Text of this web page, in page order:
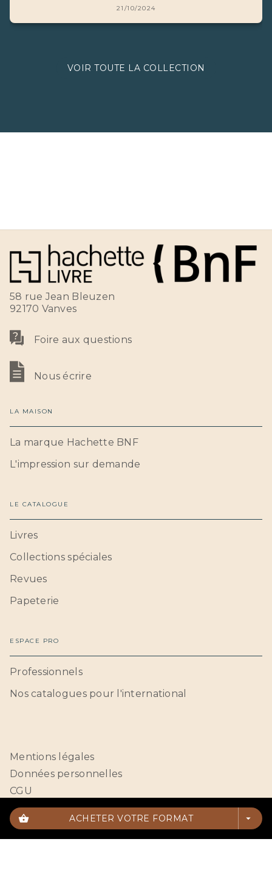
shopping_basket ACHETER VOTRE FORMAT arrow_drop_down
21/10/2024
VOIR TOUTE LA COLLECTION
58 rue Jean Bleuzen
92170 Vanves
Foire aux questions
Nous écrire
LA MAISON
La marque Hachette BNF
L'impression sur demande
LE CATALOGUE
Livres
Collections spéciales
Revues
Papeterie
ESPACE PRO
Professionnels
Nos catalogues pour l'international
Mentions légales
Données personnelles
CGU
Paramétrer vos cookies